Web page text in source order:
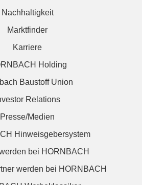
Nachhaltigkeit
Marktfinder
Karriere
Holding
Baustoff Union
Relations
Presse/Medien
Hinweisgebersystem
bei HORNBACH
werden bei HORNBACH